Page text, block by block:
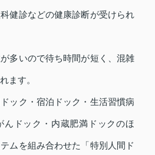
健診などの健康診断が受けられ
多いので待ち時間が短く、混雑
ます。
ック・宿泊ドック・生活習慣病
んドック・内蔵肥満ドックのほ
ムを組み合わせた「特別人間ド